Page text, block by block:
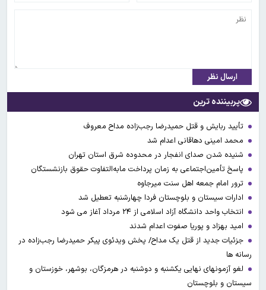
ارسال نظر
پربیننده ترین
تأیید ربایش و قتل حمیدرضا رجب‌زاده مداح معروف
محمد امینی دهاقانی اعدام شد
شنیده شدن صدای انفجار در محدوده شرق استان تهران
پاسخ تأمین‌اجتماعی به زمان پرداخت مابه‌التفاوت حقوق بازنشستگان
ترور امام جمعه اهل سنت میرجاوه
ادارات سیستان و بلوچستان فردا چهارشنبه تعطیل شد
انتخاب واحد دانشگاه آزاد اسلامی از ۲۴ مرداد آغاز می شود
امید بهزاد و پوریا صفوت اعدام شدند
جزئیات جدید از قتل یک مداح/ پخش ویدئوی پیکر حمیدرضا رجب‌زاده در
رسانه ها
لغو آزمونهای نهایی یکشنبه و دوشنبه در هرمزگان، بوشهر، خوزستان و
سیستان و بلوچستان